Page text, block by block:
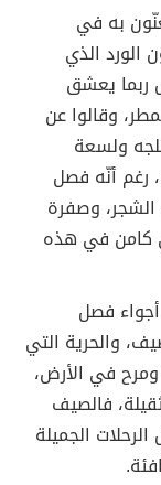
به في
الذي
ربما يعشق
وقالوا عن
ولسعة
رغم أنّه فصل
وصفرة
كامن في هذه
فصل
والحرية التي
ومرح في الأرض،
فالصيف
الجميلة